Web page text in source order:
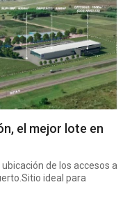
el mejor lote en
de los accesos a
ideal para